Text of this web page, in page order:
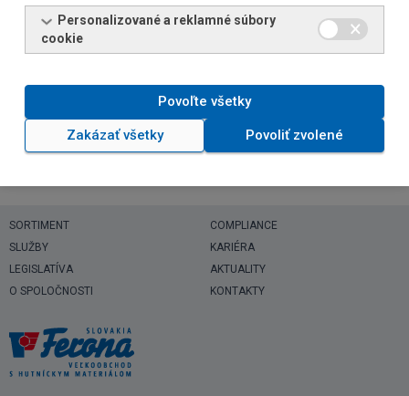
Max. rozmer [mm] 1300 x 800 530 x 800 740 x 800
SORTIMENT
SLUŽBY
LEGISLATÍVA
O SPOLOČNOSTI
COMPLIANCE
KARIÉRA
AKTUALITY
KONTAKTY
Personalizované a reklamné súbory
cookie
Povoľte všetky
Zakázať všetky Povoliť zvolené